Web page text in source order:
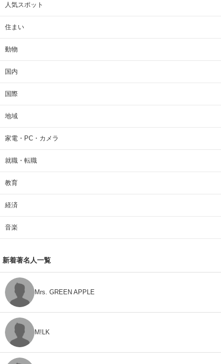
人気スポット
住まい
動物
国内
国際
地域
家電・PC・カメラ
就職・転職
教育
経済
音楽
新着著名人一覧
Mrs. GREEN APPLE
M!LK